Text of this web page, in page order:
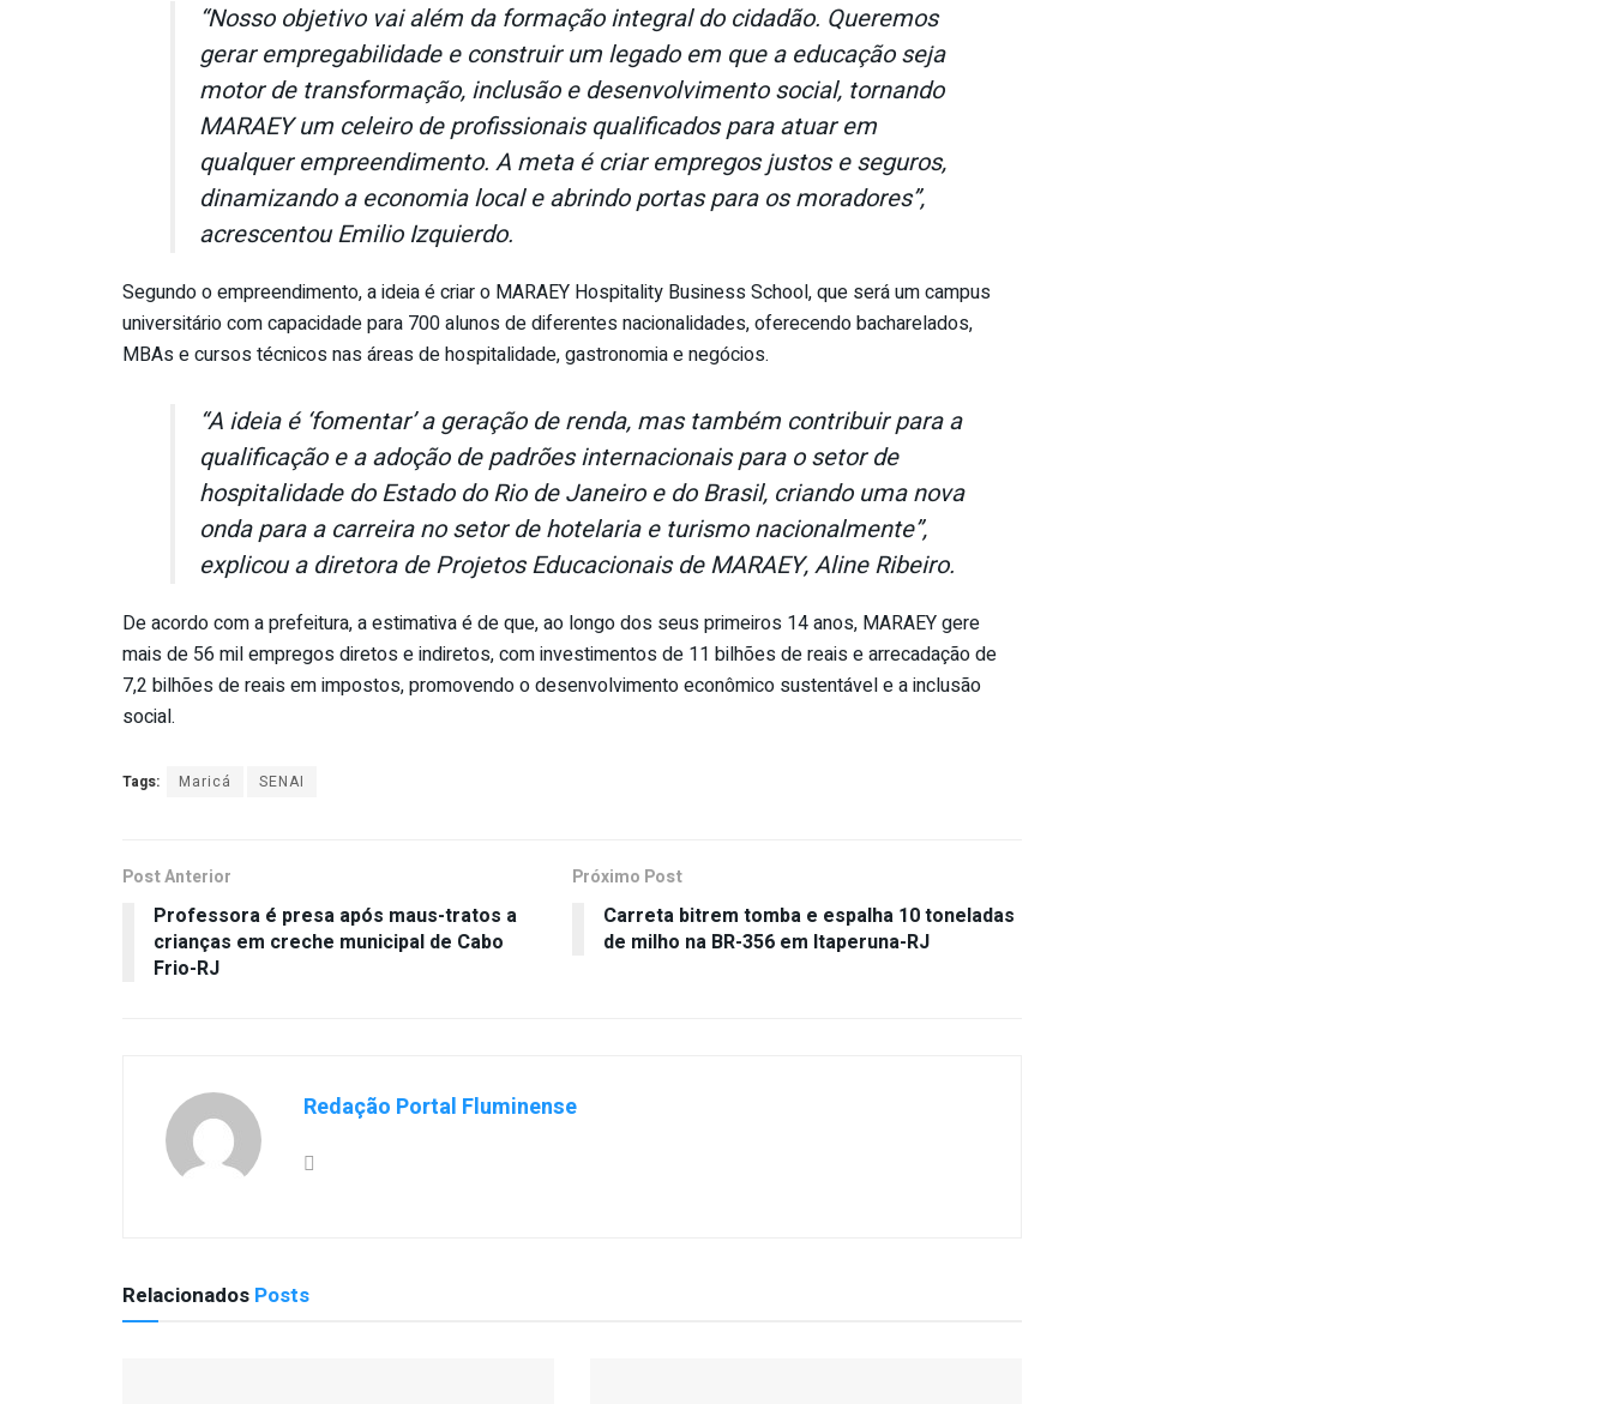
“Nosso objetivo vai além da formação integral do cidadão. Queremos
gerar empregabilidade e construir um legado em que a educação seja
motor de transformação, inclusão e desenvolvimento social, tornando
MARAEY um celeiro de profissionais qualificados para atuar em
qualquer empreendimento. A meta é criar empregos justos e seguros,
dinamizando a economia local e abrindo portas para os moradores”,
acrescentou Emilio Izquierdo.
Segundo o empreendimento, a ideia é criar o MARAEY Hospitality Business School, que será um campus
universitário com capacidade para 700 alunos de diferentes nacionalidades, oferecendo bacharelados,
MBAs e cursos técnicos nas áreas de hospitalidade, gastronomia e negócios.
“A ideia é ‘fomentar’ a geração de renda, mas também contribuir para a
qualificação e a adoção de padrões internacionais para o setor de
hospitalidade do Estado do Rio de Janeiro e do Brasil, criando uma nova
onda para a carreira no setor de hotelaria e turismo nacionalmente”,
explicou a diretora de Projetos Educacionais de MARAEY, Aline Ribeiro.
De acordo com a prefeitura, a estimativa é de que, ao longo dos seus primeiros 14 anos, MARAEY gere
mais de 56 mil empregos diretos e indiretos, com investimentos de 11 bilhões de reais e arrecadação de
7,2 bilhões de reais em impostos, promovendo o desenvolvimento econômico sustentável e a inclusão
social.
Tags: Maricá SENAI
Post Anterior
Professora é presa após maus-tratos a
crianças em creche municipal de Cabo
Frio-RJ
Próximo Post
Carreta bitrem tomba e espalha 10 toneladas
de milho na BR-356 em Itaperuna-RJ
Redação Portal Fluminense
Relacionados Posts